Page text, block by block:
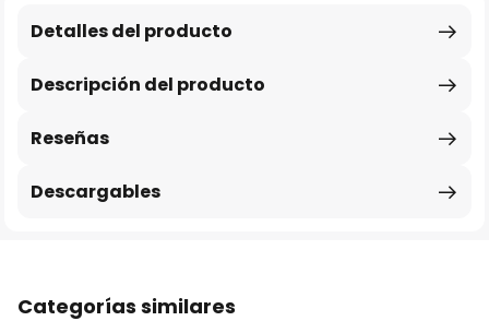
Descripción del producto
Detalles del producto
Reseñas
Descargables
Categorías similares